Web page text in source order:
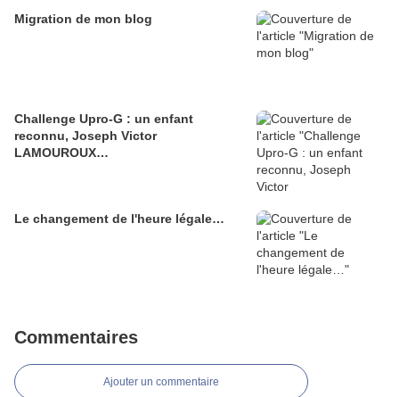
Migration de mon blog
Challenge Upro-G : un enfant
reconnu, Joseph Victor
LAMOUROUX…
Le changement de l'heure légale…
Commentaires
Ajouter un commentaire